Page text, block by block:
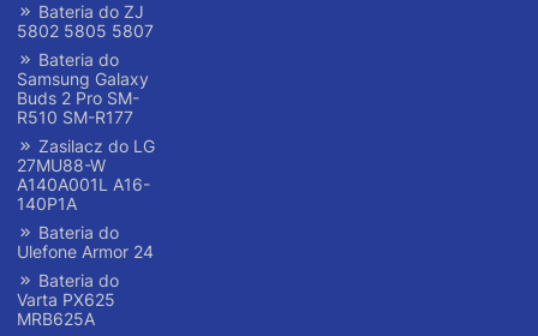
Bateria do ZJ
5802 5805 5807
Bateria do
Samsung Galaxy
Buds 2 Pro SM-
R510 SM-R177
Zasilacz do LG
27MU88-W
A140A001L A16-
140P1A
Bateria do
Ulefone Armor 24
Bateria do
Varta PX625
MRB625A